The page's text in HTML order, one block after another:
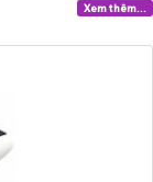
Xem thêm...